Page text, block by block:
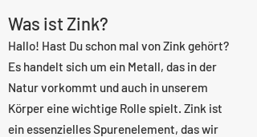
Was ist Zink?
Hallo! Hast Du schon mal von Zink gehört?
Es handelt sich um ein Metall, das in der
Natur vorkommt und auch in unserem
Körper eine wichtige Rolle spielt. Zink ist
ein essenzielles Spurenelement, das wir